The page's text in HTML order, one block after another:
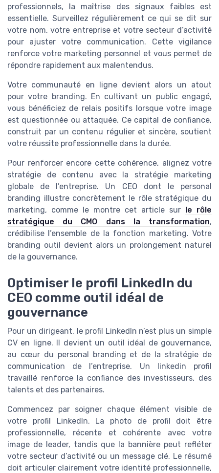
professionnels, la maîtrise des signaux faibles est
essentielle. Surveillez régulièrement ce qui se dit sur
votre nom, votre entreprise et votre secteur d’activité
pour ajuster votre communication. Cette vigilance
renforce votre marketing personnel et vous permet de
répondre rapidement aux malentendus.
Votre communauté en ligne devient alors un atout
pour votre branding. En cultivant un public engagé,
vous bénéficiez de relais positifs lorsque votre image
est questionnée ou attaquée. Ce capital de confiance,
construit par un contenu régulier et sincère, soutient
votre réussite professionnelle dans la durée.
Pour renforcer encore cette cohérence, alignez votre
stratégie de contenu avec la stratégie marketing
globale de l’entreprise. Un CEO dont le personal
branding illustre concrètement le rôle stratégique du
marketing, comme le montre cet article sur le rôle
stratégique du CMO dans la transformation,
crédibilise l’ensemble de la fonction marketing. Votre
branding outil devient alors un prolongement naturel
de la gouvernance.
Optimiser le profil LinkedIn du
CEO comme outil idéal de
gouvernance
Pour un dirigeant, le profil LinkedIn n’est plus un simple
CV en ligne. Il devient un outil idéal de gouvernance,
au cœur du personal branding et de la stratégie de
communication de l’entreprise. Un linkedin profil
travaillé renforce la confiance des investisseurs, des
talents et des partenaires.
Commencez par soigner chaque élément visible de
votre profil LinkedIn. La photo de profil doit être
professionnelle, récente et cohérente avec votre
image de leader, tandis que la bannière peut refléter
votre secteur d’activité ou un message clé. Le résumé
doit articuler clairement votre identité professionnelle,